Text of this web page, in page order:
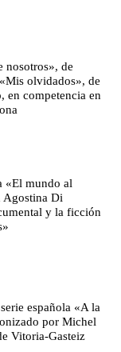
nosotros», de
olvidados», de
en competencia en
«El mundo al
Agostina Di
y la ficción
española «A la
por Michel
Vitoria-Gasteiz